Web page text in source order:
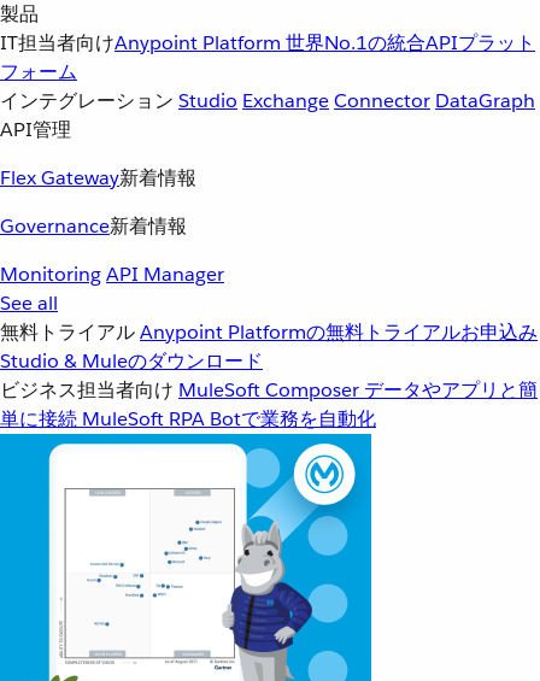
製品
IT担当者向けAnypoint Platform 世界No.1の統合APIプラット
フォーム
インテグレーション Studio ExchangeConnector DataGraph
API管理
Flex Gateway新着情報
Governance新着情報
MonitoringAPI Manager
See all
無料トライアルAnypoint Platformの無料トライアルお申込み
Studio & Muleのダウンロード
ビジネス担当者向け MuleSoft Composer データやアプリと簡
単に接続 MuleSoft RPA Botで業務を自動化